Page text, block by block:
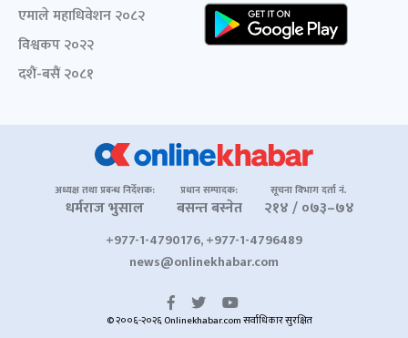
एमाले महाधिवेशन २०८२
विश्वकप २०२२
दशैं-बसैं २०८१
अध्यक्ष तथा प्रबन्ध निर्देशक:
धर्मराज भुसाल
प्रधान सम्पादक:
बसन्त बस्नेत
सूचना विभाग दर्ता नं.
२१४ / ०७३–७४
+977-1-4790176, +977-1-4796489
news@onlinekhabar.com
© २००६-२०२६ Onlinekhabar.com सर्वाधिकार सुरक्षित